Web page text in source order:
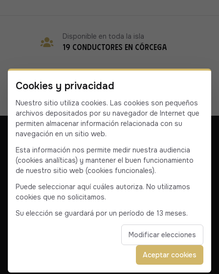
19 conductores en Córcega
Disponible en toda la isla
Nuestra empresa Póngase en contacto con nosotros
Condiciones generalesCondiciones generales de venta
© 2025 Corse VTC. Todos los derechos reservados.
Cookies y privacidad
Nuestro sitio utiliza cookies. Las cookies son pequeños
archivos depositados por su navegador de Internet que
permiten almacenar información relacionada con su
navegación en un sitio web.
Esta información nos permite medir nuestra audiencia
(cookies analíticas) y mantener el buen funcionamiento
de nuestro sitio web (cookies funcionales).
Puede seleccionar aquí cuáles autoriza. No utilizamos
cookies que no solicitamos.
Su elección se guardará por un período de 13 meses.
Modificar elecciones
Aceptar cookies